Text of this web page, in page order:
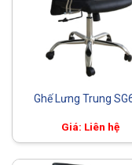
Ghế Lưng Trung
Giá: Liên hệ